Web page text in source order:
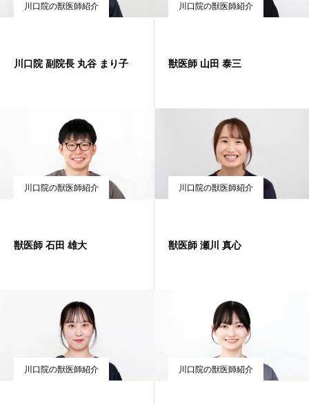
川口院の獣医師紹介
川口院 副院長 丸谷 まり子
川口院の獣医師紹介
獣医師 山田 泰三
川口院の獣医師紹介
獣医師 石田 雄大
川口院の獣医師紹介
獣医師 瀬川 真心
川口院の獣医師紹介 川口院の獣医師紹介